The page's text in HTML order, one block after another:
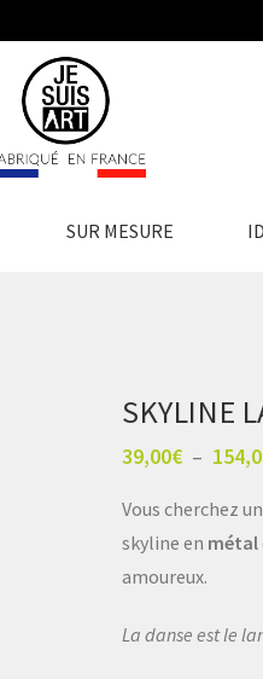
SUR MESURE
SKYLINE
39,00€ –
Vous cherchez
skyline en métal
amoureux.
La danse est le